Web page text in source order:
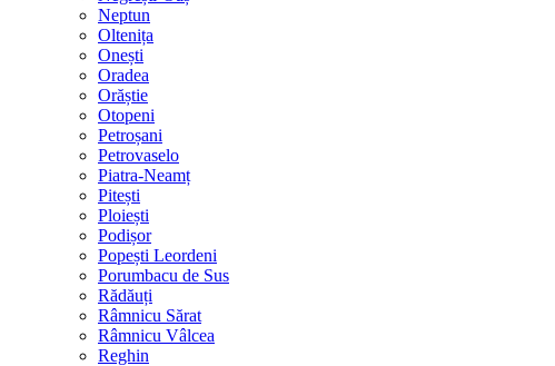
Neptun
Oltenița
Onești
Oradea
Orăștie
Otopeni
Petroșani
Petrovaselo
Piatra-Neamț
Pitești
Ploiești
Podișor
Popești Leordeni
Porumbacu de Sus
Rădăuți
Râmnicu Sărat
Râmnicu Vâlcea
Reghin